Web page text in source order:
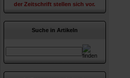
der Zeitschrift stellen sich vor.
Suche in Artikeln